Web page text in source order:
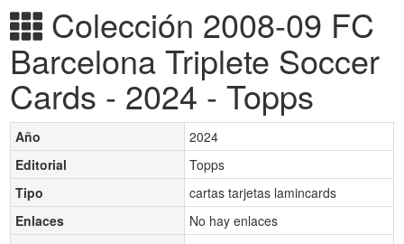
Colección 2008-09 FC
Barcelona Triplete Soccer
Cards - 2024 - Topps
Año
2024
Editorial
Topps
Tipo
cartas tarjetas lamincards
Enlaces
No hay enlaces